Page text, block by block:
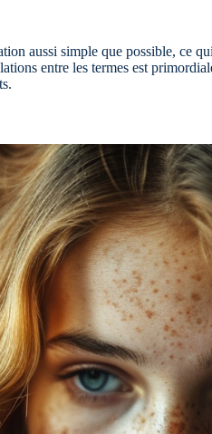
aussi simple que possible, ce
entre les termes est